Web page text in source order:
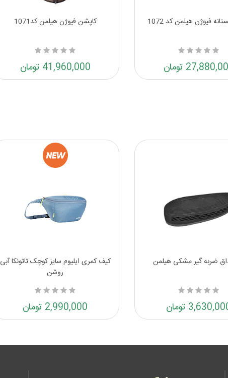
کاپشن فیوژن هیلمن کد1071
41,960,000 تومان
فیوژن هیلمن کد 1072
تومان
کیف کمری ایلیوم سایز کوچک تاتونکا آبی
روشن
2,990,000 تومان
ضربه گیر مشکی هیلمن
تومان